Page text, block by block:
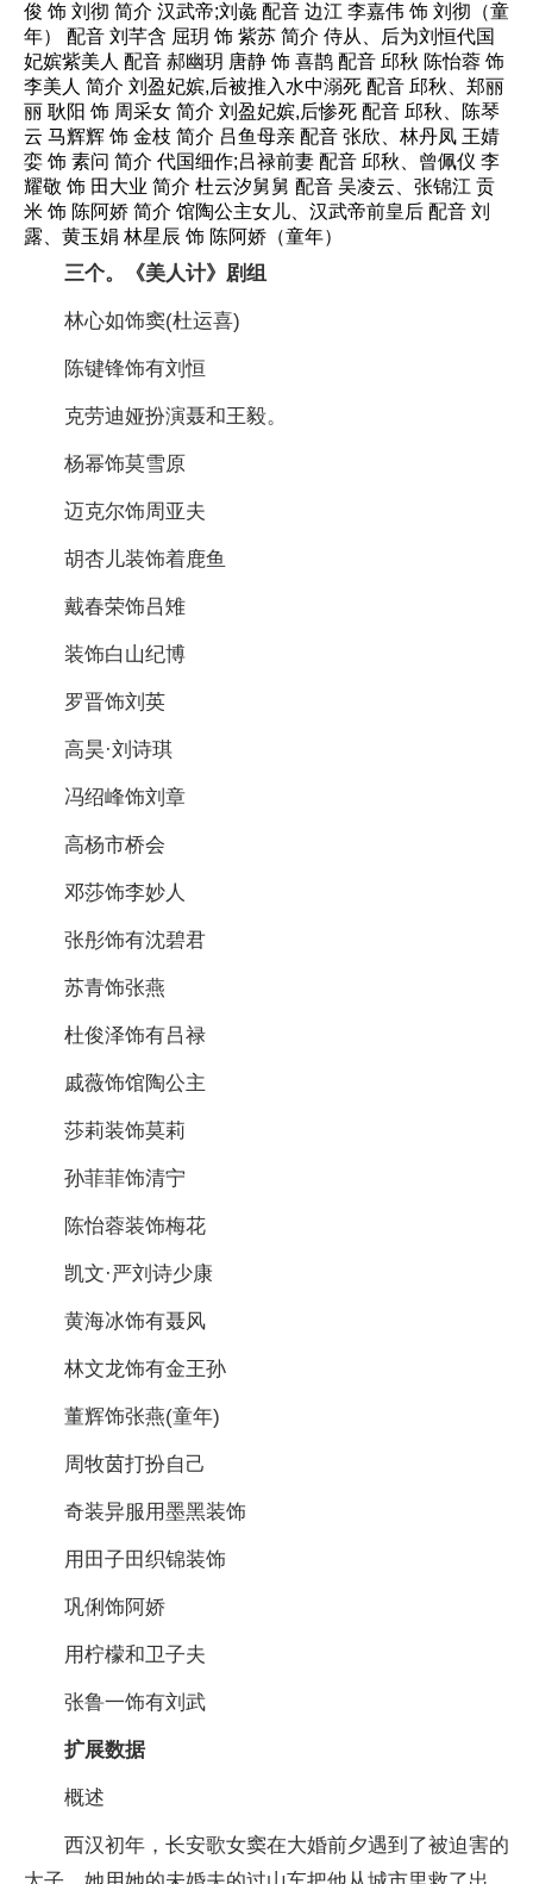
俊 饰 刘彻 简介 汉武帝;刘彘 配音 边江 李嘉伟 饰 刘彻（童
年） 配音 刘芊含 屈玥 饰 紫苏 简介 侍从、后为刘恒代国
妃嫔紫美人 配音 郝幽玥 唐静 饰 喜鹊 配音 邱秋 陈怡蓉 饰
李美人 简介 刘盈妃嫔,后被推入水中溺死 配音 邱秋、郑丽
丽 耿阳 饰 周采女 简介 刘盈妃嫔,后惨死 配音 邱秋、陈琴
云 马辉辉 饰 金枝 简介 吕鱼母亲 配音 张欣、林丹凤 王婧
娈 饰 素问 简介 代国细作;吕禄前妻 配音 邱秋、曾佩仪 李
耀敬 饰 田大业 简介 杜云汐舅舅 配音 吴凌云、张锦江 贡
米 饰 陈阿娇 简介 馆陶公主女儿、汉武帝前皇后 配音 刘
露、黄玉娟 林星辰 饰 陈阿娇（童年）
三个。《美人计》剧组
林心如饰窦(杜运喜)
陈键锋饰有刘恒
克劳迪娅扮演聂和王毅。
杨幂饰莫雪原
迈克尔饰周亚夫
胡杏儿装饰着鹿鱼
戴春荣饰吕雉
装饰白山纪博
罗晋饰刘英
高昊·刘诗琪
冯绍峰饰刘章
高杨市桥会
邓莎饰李妙人
张彤饰有沈碧君
苏青饰张燕
杜俊泽饰有吕禄
戚薇饰馆陶公主
莎莉装饰莫莉
孙菲菲饰清宁
陈怡蓉装饰梅花
凯文·严刘诗少康
黄海冰饰有聂风
林文龙饰有金王孙
董辉饰张燕(童年)
周牧茵打扮自己
奇装异服用墨黑装饰
用田子田织锦装饰
巩俐饰阿娇
用柠檬和卫子夫
张鲁一饰有刘武
扩展数据
概述
西汉初年，长安歌女窦在大婚前夕遇到了被迫害的